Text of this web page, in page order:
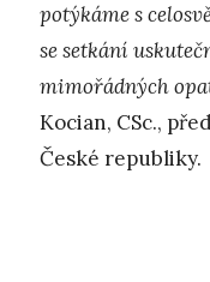
potýkáme s
se setkání
mimořádných
Kocian, CSc.,
České republiky.